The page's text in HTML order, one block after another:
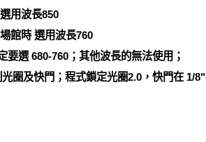
用波長850
館時 選用波長760
選 680-760；其他波長的無法使用；
光圈及快門；程式鎖定光圈2.0，快門在